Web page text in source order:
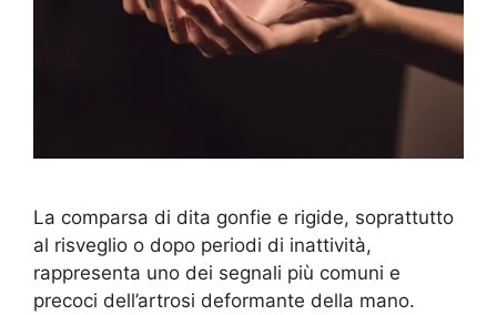
La comparsa di dita gonfie e rigide, soprattutto
al risveglio o dopo periodi di inattività,
rappresenta uno dei segnali più comuni e
precoci dell’artrosi deformante della mano.